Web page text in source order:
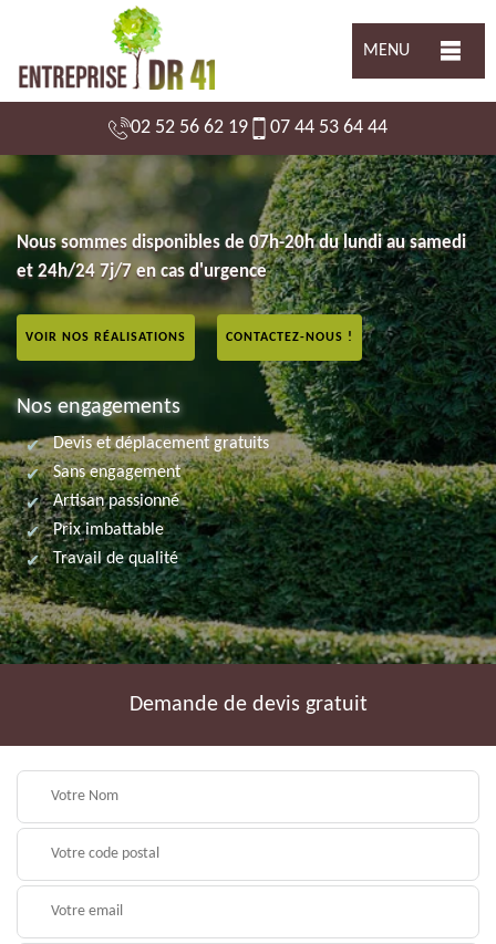
MENU
02 52 56 62 19 07 44 53 64 44
Nous sommes disponibles de 07h-20h du lundi au samedi
et 24h/24 7j/7 en cas d'urgence
VOIR NOS RÉALISATIONS CONTACTEZ-NOUS !
Nos engagements
Devis et déplacement gratuits
Sans engagement
Artisan passionné
Prix imbattable
Travail de qualité
Demande de devis gratuit